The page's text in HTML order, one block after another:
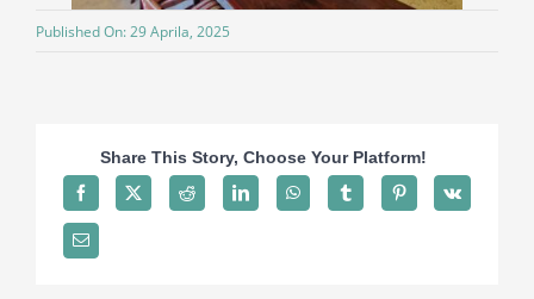
Published On: 29 Aprila, 2025
Share This Story, Choose Your Platform!